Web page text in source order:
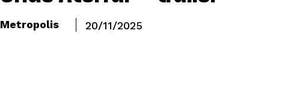
Metropolis 20/11/2025